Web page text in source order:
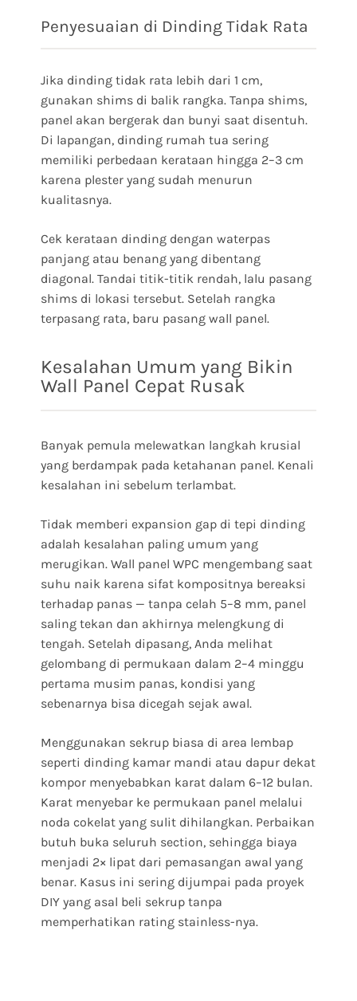
Penyesuaian di Dinding Tidak Rata
Jika dinding tidak rata lebih dari 1 cm,
gunakan shims di balik rangka. Tanpa shims,
panel akan bergerak dan bunyi saat disentuh.
Di lapangan, dinding rumah tua sering
memiliki perbedaan kerataan hingga 2–3 cm
karena plester yang sudah menurun
kualitasnya.
Cek kerataan dinding dengan waterpas
panjang atau benang yang dibentang
diagonal. Tandai titik-titik rendah, lalu pasang
shims di lokasi tersebut. Setelah rangka
terpasang rata, baru pasang wall panel.
Kesalahan Umum yang Bikin
Wall Panel Cepat Rusak
Banyak pemula melewatkan langkah krusial
yang berdampak pada ketahanan panel. Kenali
kesalahan ini sebelum terlambat.
Tidak memberi expansion gap di tepi dinding
adalah kesalahan paling umum yang
merugikan. Wall panel WPC mengembang saat
suhu naik karena sifat kompositnya bereaksi
terhadap panas — tanpa celah 5–8 mm, panel
saling tekan dan akhirnya melengkung di
tengah. Setelah dipasang, Anda melihat
gelombang di permukaan dalam 2–4 minggu
pertama musim panas, kondisi yang
sebenarnya bisa dicegah sejak awal.
Menggunakan sekrup biasa di area lembap
seperti dinding kamar mandi atau dapur dekat
kompor menyebabkan karat dalam 6–12 bulan.
Karat menyebar ke permukaan panel melalui
noda cokelat yang sulit dihilangkan. Perbaikan
butuh buka seluruh section, sehingga biaya
menjadi 2× lipat dari pemasangan awal yang
benar. Kasus ini sering dijumpai pada proyek
DIY yang asal beli sekrup tanpa
memperhatikan rating stainless-nya.